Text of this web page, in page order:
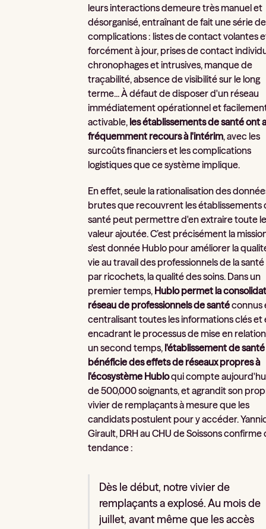
leurs interactions demeure très manuel et
désorganisé, entraînant de fait une série de
complications : listes de contact volantes
forcément à jour, prises de contact
chronophages et intrusives, manque de
traçabilité, absence de visibilité sur le long
terme... À défaut de disposer d'un réseau
immédiatement opérationnel et
activable, les établissements de santé ont
fréquemment recours à l'intérim, avec les
surcoûts financiers et les complications
logistiques que ce système implique.
En effet, seule la rationalisation des
brutes que recouvrent les établissements
santé peut permettre d'en extraire toute
valeur ajoutée. C’est précisément la
s'est donnée Hublo pour améliorer la
vie au travail des professionnels de la
par ricochets, la qualité des soins. Dans un
premier temps, Hublo permet la
réseau de professionnels de santéconnus
centralisant toutes les informations clés et
encadrant le processus de mise en
un second temps, l'établissement de santé
bénéficie des effets de réseaux propres à
l'écosystème Hubloqui compte
de 500,000 soignants, et agrandit son
vivier de remplaçants à mesure que les
candidats postulent pour y accéder.
Girault, DRH au CHU de Soissons
tendance :
Dès le début, notre vivier de
remplaçants a explosé. Au mois de
juillet, avant même que les accès